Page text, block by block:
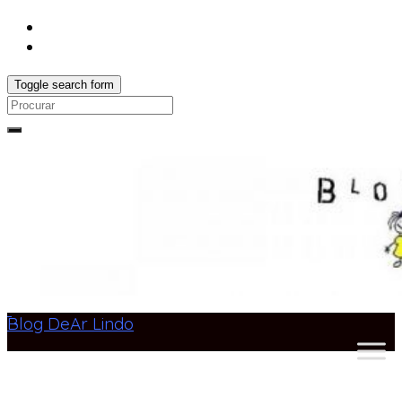
Toggle search form
Search
Blog DeAr Lindo